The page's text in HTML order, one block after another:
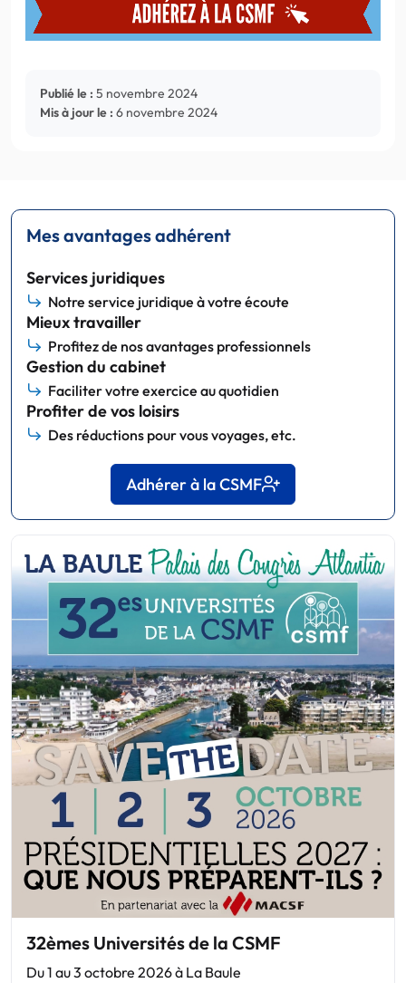
Publié le : 5 novembre 2024
Mis à jour le : 6 novembre 2024
Mes avantages adhérent
Services juridiques
Notre service juridique à votre écoute
Mieux travailler
Profitez de nos avantages professionnels
Gestion du cabinet
Faciliter votre exercice au quotidien
Profiter de vos loisirs
Des réductions pour vous voyages, etc.
Adhérer à la CSMF
32èmes Universités de la CSMF
Du 1 au 3 octobre 2026 à La Baule